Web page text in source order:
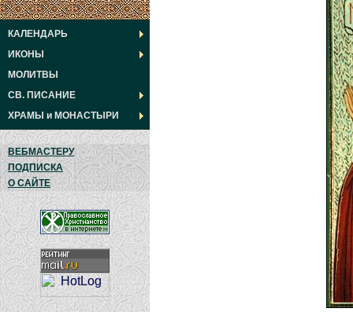
КАЛЕНДАРЬ
ИКОНЫ
МОЛИТВЫ
СВ. ПИСАНИЕ
ХРАМЫ и МОНАСТЫРИ
ВЕБМАСТЕРУ
ПОДПИСКА
О САЙТЕ